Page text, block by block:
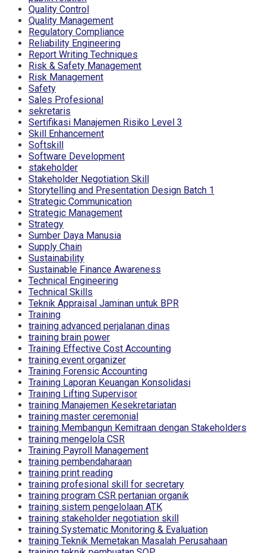
Quality Control
Quality Management
Regulatory Compliance
Reliability Engineering
Report Writing Techniques
Risk & Safety Management
Risk Management
Safety
Sales Profesional
sekretaris
Sertifikasi Manajemen Risiko Level 3
Skill Enhancement
Softskill
Software Development
stakeholder
Stakeholder Negotiation Skill
Storytelling and Presentation Design Batch 1
Strategic Communication
Strategic Management
Strategy
Sumber Daya Manusia
Supply Chain
Sustainability
Sustainable Finance Awareness
Technical Engineering
Technical Skills
Teknik Appraisal Jaminan untuk BPR
Training
training advanced perjalanan dinas
training brain power
Training Effective Cost Accounting
training event organizer
Training Forensic Accounting
Training Laporan Keuangan Konsolidasi
Training Lifting Supervisor
training Manajemen Kesekretariatan
training master ceremonial
training Membangun Kemitraan dengan Stakeholders
training mengelola CSR
Training Payroll Management
training pembendaharaan
training print reading
training profesional skill for secretary
training program CSR pertanian organik
training sistem pengelolaan ATK
training stakeholder negotiation skill
training Systematic Monitoring & Evaluation
training Teknik Memetakan Masalah Perusahaan